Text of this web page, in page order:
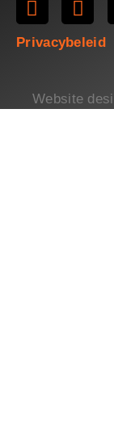
Privacybeleid
Website